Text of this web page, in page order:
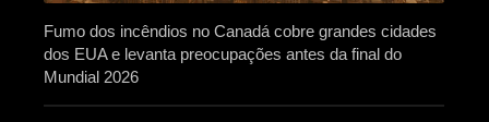
Fumo dos incêndios no Canadá cobre grandes cidades
dos EUA e levanta preocupações antes da final do
Mundial 2026